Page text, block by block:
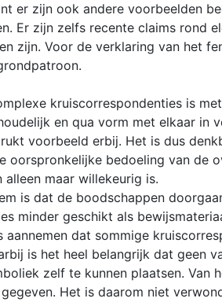
er zijn ook andere voorbeelden
Er zijn zelfs recente claims rond
zijn. Voor de verklaring van het
kruiscorrespondenties is
en qua vorm met elkaar
voorbeeld erbij. Het is dus
oorspronkelijke bedoeling van de
maar willekeurig is.
is dat de boodschappen
minder geschikt als
aannemen dat sommige
is het heel belangrijk dat geen
zelf te kunnen plaatsen. Van
Het is daarom niet